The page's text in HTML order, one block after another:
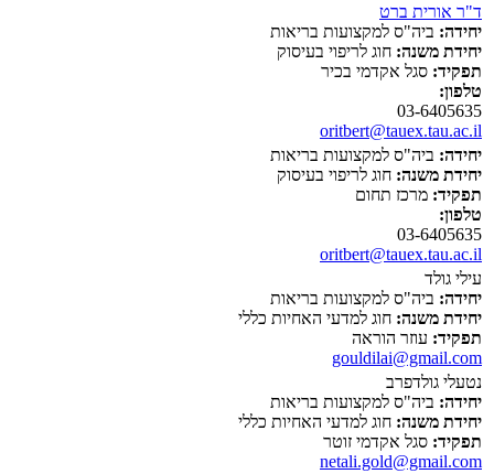
ד"ר אורית ברט
יחידה: ביה"ס למקצועות בריאות
יחידת משנה: חוג לריפוי בעיסוק
תפקיד: סגל אקדמי בכיר
טלפון:
03-6405635
oritbert@tauex.tau.ac.il
יחידה: ביה"ס למקצועות בריאות
יחידת משנה: חוג לריפוי בעיסוק
תפקיד: מרכז תחום
טלפון:
03-6405635
oritbert@tauex.tau.ac.il
עילי גולד
יחידה: ביה"ס למקצועות בריאות
יחידת משנה: חוג למדעי האחיות כללי
תפקיד: עוזר הוראה
gouldilai@gmail.com
נטעלי גולדפרב
יחידה: ביה"ס למקצועות בריאות
יחידת משנה: חוג למדעי האחיות כללי
תפקיד: סגל אקדמי זוטר
netali.gold@gmail.com